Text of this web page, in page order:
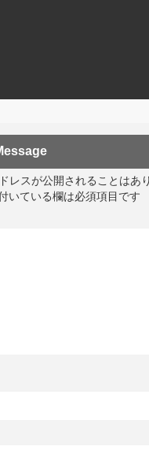
レスが公開されることはあ
いている欄は必須項目です